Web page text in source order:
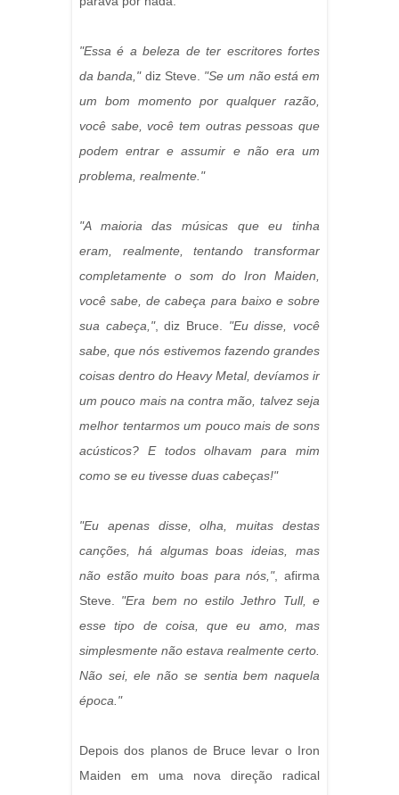
"Essa é a beleza de ter escritores fortes
da banda,"diz Steve. "Se um não está em
um bom momento por qualquer razão,
você sabe, você tem outras pessoas que
podem entrar e assumir e não era um
problema, realmente."
"A maioria das músicas que eu tinha
eram, realmente, tentando transformar
completamente o som do Iron Maiden,
você sabe, de cabeça para baixo e sobre
sua cabeça,", diz Bruce. "Eu disse, você
sabe, que nós estivemos fazendo grandes
coisas dentro do Heavy Metal, devíamos ir
um pouco mais na contra mão, talvez seja
melhor tentarmos um pouco mais de sons
acústicos? E todos olhavam para mim
como se eu tivesse duas cabeças!"
"Eu apenas disse, olha, muitas destas
canções, há algumas boas ideias, mas
não estão muito boas para nós,", afirma
Steve. "Era bem no estilo Jethro Tull, e
esse tipo de coisa, que eu amo, mas
simplesmente não estava realmente certo.
Não sei, ele não se sentia bem naquela
época."
Depois dos planos de Bruce levar o Iron
Maiden em uma nova direção radical